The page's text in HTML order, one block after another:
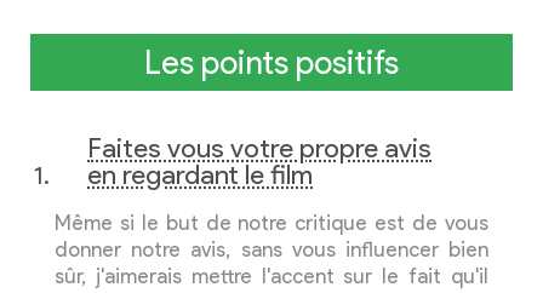
Les points positifs
Faites vous votre propre avis
en regardant le film
Même si le but de notre critique est de vous
donner notre avis, sans vous influencer bien
sûr, j'aimerais mettre l'accent sur le fait qu'il